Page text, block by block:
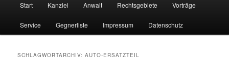
Start Kanzlei Anwalt Rechtsgebiete Vorträge
Service Gegnerliste Impressum Datenschutz
SCHLAGWORTARCHIV:AUTO-ERSATZTEIL